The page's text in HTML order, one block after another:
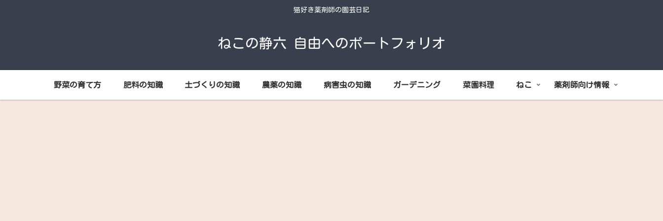
猫好き薬剤師の園芸日記
ねこの静六 自由へのポートフォリオ
野菜の育て方 肥料の知識 土づくりの知識 農薬の知識 病害虫の知識 ガーデニング 菜園料理 ねこ 薬剤師向け情報